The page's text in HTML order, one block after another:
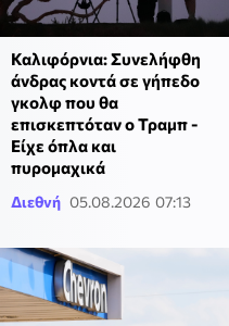
Καλιφόρνια: Συνελήφθη
άνδρας κοντά σε γήπεδο
γκολφ που θα
επισκεπτόταν ο Τραμπ -
Είχε όπλα και
πυρομαχικά
Διεθνή 05.08.2026 07:13